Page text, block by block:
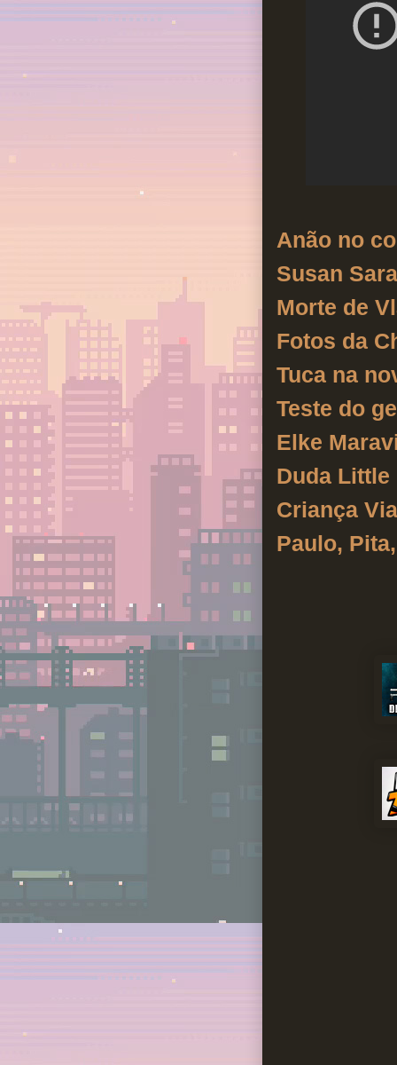
Anão no
Susan
Morte de
Fotos da
Tuca na
Teste do
Elke
Duda Little
Criança
Paulo,